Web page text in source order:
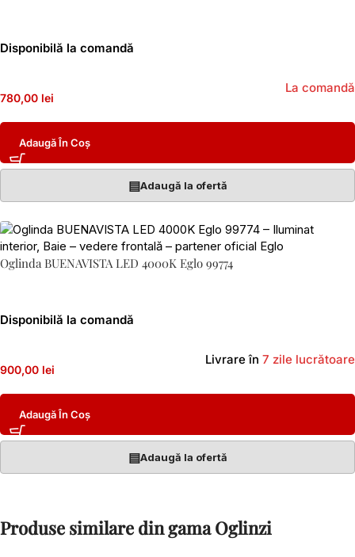
Disponibilă la comandă
780,00 lei
La comandă
Adaugă În Coș
▤Adaugă la ofertă
Oglinda BUENAVISTA LED 4000K Eglo 99774
Disponibilă la comandă
900,00 lei
Livrare în 7 zile lucrătoare
Adaugă În Coș
▤Adaugă la ofertă
Produse similare din gama Oglinzi